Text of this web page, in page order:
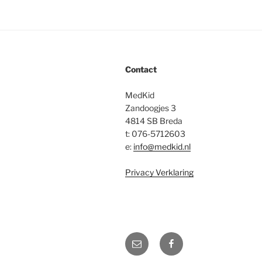
Contact
MedKid
Zandoogjes 3
4814 SB Breda
t: 076-5712603
e: info@medkid.nl
Privacy Verklaring
Mail Facebook